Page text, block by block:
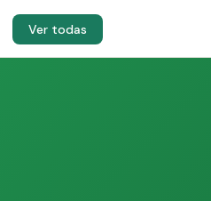
Ver todas